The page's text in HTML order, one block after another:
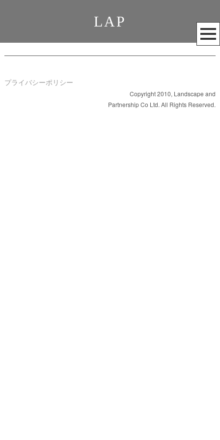
LAP
メ
ニ
ュ
開
く
プライバシーポリシー
Copyright 2010, Landscape and
Partnership Co Ltd. All Rights Reserved.